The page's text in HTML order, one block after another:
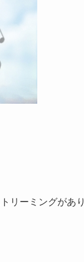
リーミングがあり